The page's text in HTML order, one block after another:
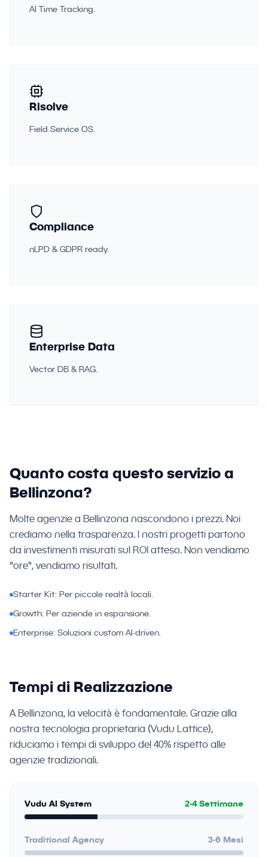
AI Time Tracking.
Risolve
Field Service OS.
Compliance
nLPD & GDPR ready.
Enterprise Data
Vector DB & RAG.
Quanto costa questo servizio a
Bellinzona?
Molte agenzie a Bellinzona nascondono i prezzi. Noi
crediamo nella trasparenza. I nostri progetti partono
da investimenti misurati sul ROI atteso. Non vendiamo
"ore", vendiamo risultati.
Starter Kit: Per piccole realtà locali.
Growth: Per aziende in espansione.
Enterprise: Soluzioni custom AI-driven.
Tempi di Realizzazione
A Bellinzona, la velocità è fondamentale. Grazie alla
nostra tecnologia proprietaria (Vudu Lattice),
riduciamo i tempi di sviluppo del 40% rispetto alle
agenzie tradizionali.
Vudu AI System 2-4 Settimane
Traditional Agency 3-6 Mesi